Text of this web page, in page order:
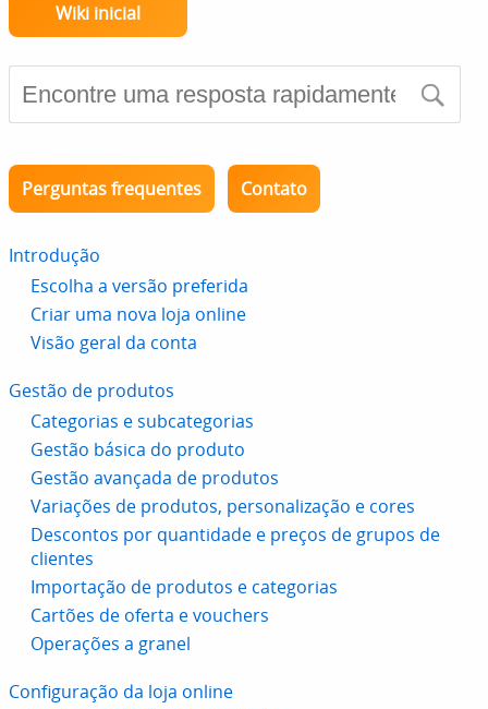
Wiki inicial
Perguntas frequentes Contato
Introdução
Escolha a versão preferida
Criar uma nova loja online
Visão geral da conta
Gestão de produtos
Categorias e subcategorias
Gestão básica do produto
Gestão avançada de produtos
Variações de produtos, personalização e cores
Descontos por quantidade e preços de grupos de
clientes
Importação de produtos e categorias
Cartões de oferta e vouchers
Operações a granel
Configuração da loja online